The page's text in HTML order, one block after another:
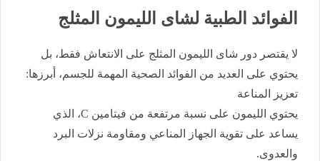
الفوائد الطبية لشاى الليمون المثلج
لا يقتصر دور شاى الليمون المثلج على الانتعاش فقط، بل
يحتوي على العديد من الفوائد الصحية المهمة للجسم، أبرزها:
تعزيز المناعة
يحتوي الليمون على نسبة مرتفعة من فيتامين C، الذي
يساعد على تقوية الجهاز المناعي ومقاومة نزلات البرد
والعدوى.